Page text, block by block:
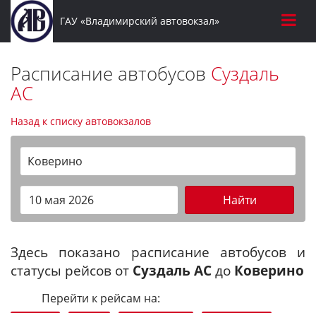
ГАУ «Владимирский автовокзал»
Расписание автобусов Суздаль
АС
Назад к списку автовокзалов
Коверино
Найти
Здесь показано расписание автобусов и
статусы рейсов от Суздаль АС до Коверино
Перейти к рейсам на: